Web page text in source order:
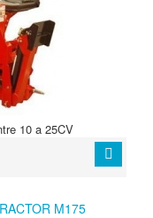
10 a 25CV
M175